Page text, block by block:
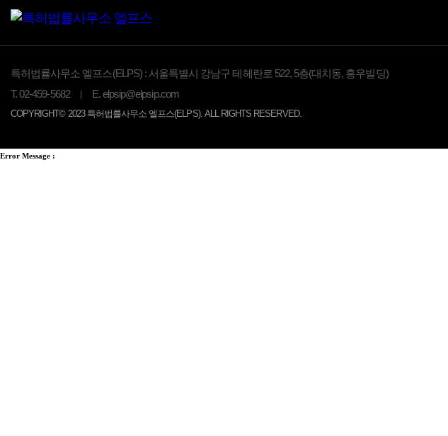
특허법률사무소 엘프스(ELPS) : 서울특별시 강남구 테헤란로 522, 5층(대치동, 홍우빌딩)
T.02-459-5682 E.elpsip@elpsip.com
COPYRIGHT© 2023 특허법률사무소 엘프스(ELPS). ALL RIGHTS RESERVED.
Error Message :